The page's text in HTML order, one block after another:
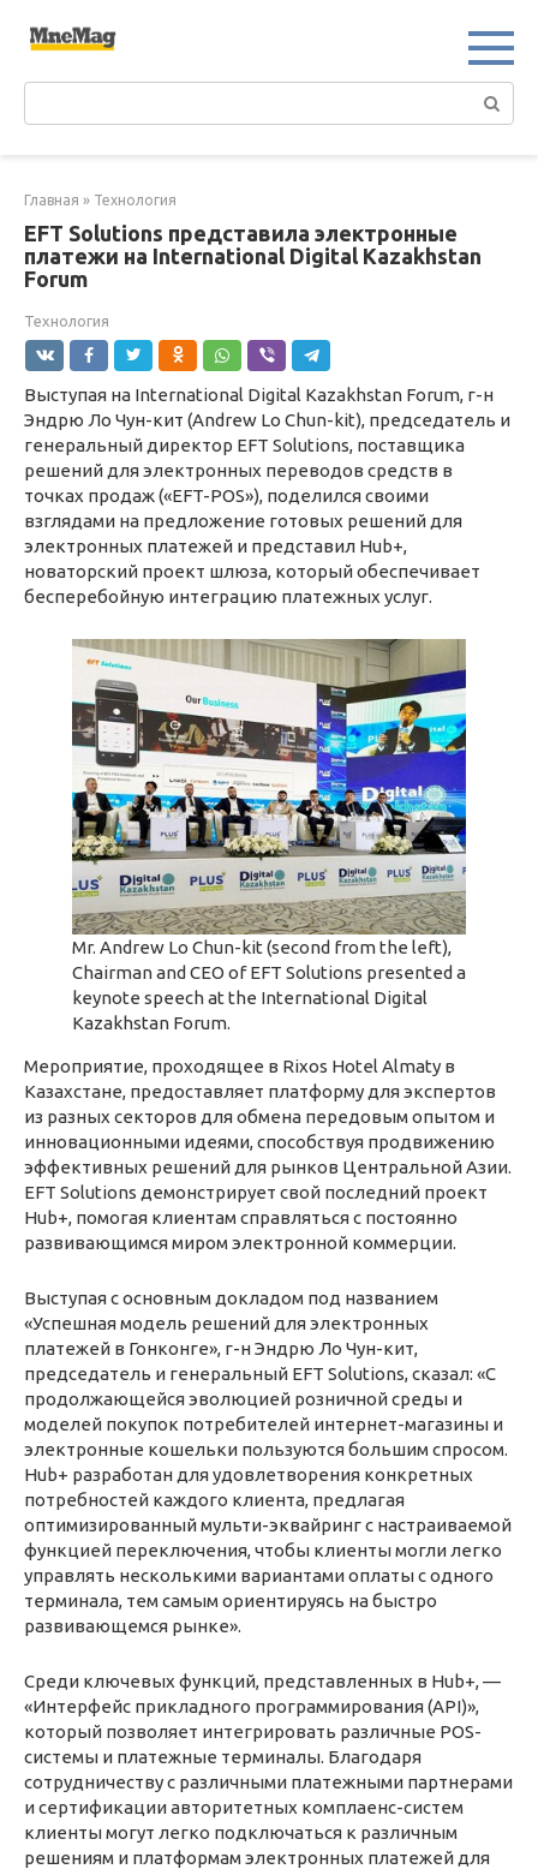
Главная » Технология
EFT Solutions представила электронные
платежи на International Digital Kazakhstan
Forum
Технология
Выступая на International Digital Kazakhstan Forum, г-н
Эндрю Ло Чун-кит (Andrew Lo Chun-kit), председатель и
генеральный директор EFT Solutions, поставщика
решений для электронных переводов средств в
точках продаж («EFT-POS»), поделился своими
взглядами на предложение готовых решений для
электронных платежей и представил Hub+,
новаторский проект шлюза, который обеспечивает
бесперебойную интеграцию платежных услуг.
Mr. Andrew Lo Chun-kit (second from the left),
Chairman and CEO of EFT Solutions presented a
keynote speech at the International Digital
Kazakhstan Forum.
Мероприятие, проходящее в Rixos Hotel Almaty в
Казахстане, предоставляет платформу для экспертов
из разных секторов для обмена передовым опытом и
инновационными идеями, способствуя продвижению
эффективных решений для рынков Центральной Азии.
EFT Solutions демонстрирует свой последний проект
Hub+, помогая клиентам справляться с постоянно
развивающимся миром электронной коммерции.
Выступая с основным докладом под названием
«Успешная модель решений для электронных
платежей в Гонконге», г-н Эндрю Ло Чун-кит,
председатель и генеральный EFT Solutions, сказал: «С
продолжающейся эволюцией розничной среды и
моделей покупок потребителей интернет-магазины и
электронные кошельки пользуются большим спросом.
Hub+ разработан для удовлетворения конкретных
потребностей каждого клиента, предлагая
оптимизированный мульти-эквайринг с настраиваемой
функцией переключения, чтобы клиенты могли легко
управлять несколькими вариантами оплаты с одного
терминала, тем самым ориентируясь на быстро
развивающемся рынке».
Среди ключевых функций, представленных в Hub+, —
«Интерфейс прикладного программирования (API)»,
который позволяет интегрировать различные POS-
системы и платежные терминалы. Благодаря
сотрудничеству с различными платежными партнерами
и сертификации авторитетных комплаенс-систем
клиенты могут легко подключаться к различным
решениям и платформам электронных платежей для